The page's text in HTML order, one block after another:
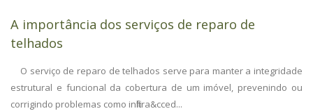
A importância dos serviços de reparo de
telhados
O serviço de reparo de telhados serve para manter a integridade
estrutural e funcional da cobertura de um imóvel, prevenindo ou
corrigindo problemas como infiltra&cced...